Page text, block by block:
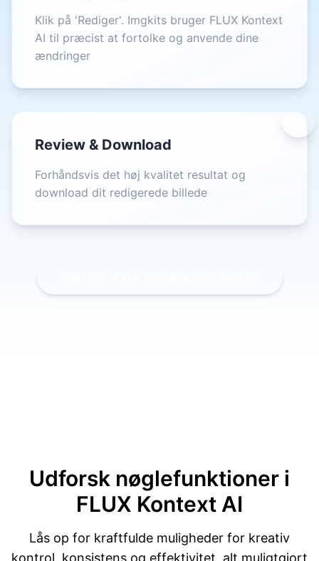
Klik på 'Rediger'. Imgkits bruger FLUX Kontext
AI til præcist at fortolke og anvende dine
ændringer
3
Review & Download
Forhåndsvis det høj kvalitet resultat og
download dit redigerede billede
Udforsk nøglefunktioner i
FLUX Kontext AI
Lås op for kraftfulde muligheder for kreativ
kontrol, konsistens og effektivitet, alt muligtgjort